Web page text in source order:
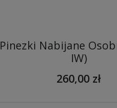
Pinezki Nabijane
IW)
260,00 zł